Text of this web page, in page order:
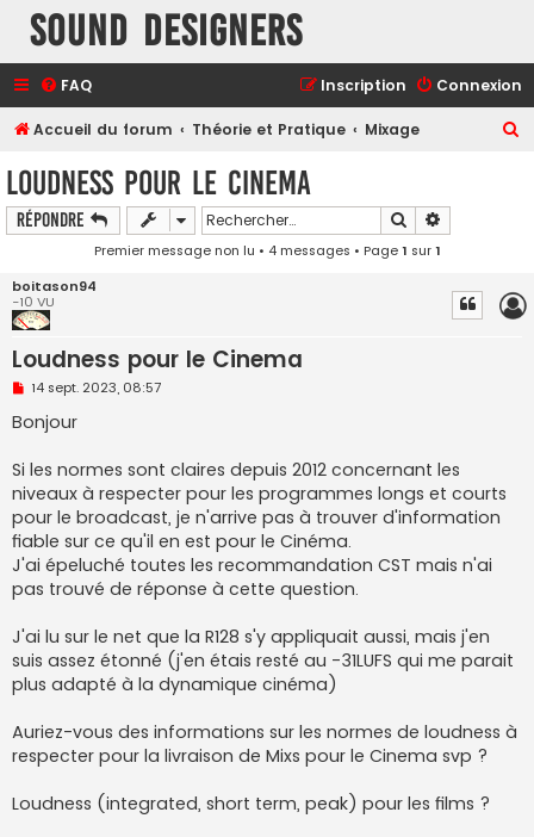
Sound Designers
FAQ Connexion
Inscription
Accueil du forum Théorie et Pratique Mixage
c
Loudness pour le Cinema
Répondre Rechercher
Premier message non lu • 4 messages • Page1 sur1
boitason94
-10 VU
Loudness pour le Cinema
M
s
s
g
e
n
o
n
l
14 sept. 2023, 08:57
Bonjour
Si les normes sont claires depuis 2012 concernant les
niveaux à respecter pour les programmes longs et courts
pour le broadcast, je n'arrive pas à trouver d'information
fiable sur ce qu'il en est pour le Cinéma.
J'ai épeluché toutes les recommandation CST mais n'ai
pas trouvé de réponse à cette question.
J'ai lu sur le net que la R128 s'y appliquait aussi, mais j'en
suis assez étonné (j'en étais resté au -31LUFS qui me parait
plus adapté à la dynamique cinéma)
Auriez-vous des informations sur les normes de loudness à
respecter pour la livraison de Mixs pour le Cinema svp ?
Loudness (integrated, short term, peak) pour les films ?